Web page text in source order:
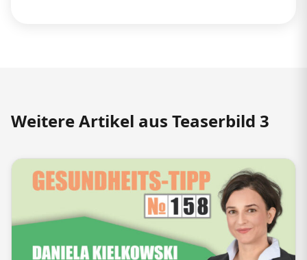
Weitere Artikel aus Teaserbild 3